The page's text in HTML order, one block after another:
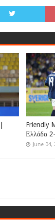
Friendly
Ελλάδα
June 04,